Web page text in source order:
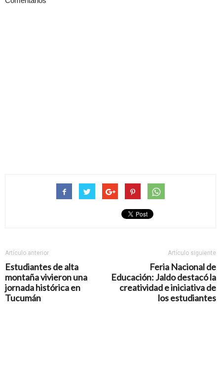
Artículo anterior
Estudiantes de alta
montaña vivieron una
jornada histórica en
Tucumán
Artículo siguiente
Feria Nacional de
Educación: Jaldo destacó la
creatividad e iniciativa de
los estudiantes